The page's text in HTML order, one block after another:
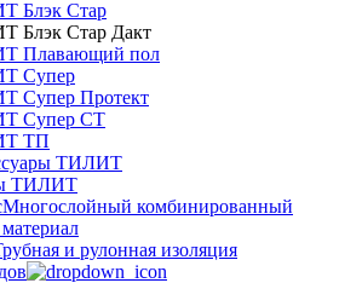
Блэк Стар
Блэк Стар Дакт
Плавающий пол
Супер
Супер Протект
Супер СТ
ТП
ТИЛИТ
ТИЛИТ
Многослойный комбинированный
и рулонная изоляция